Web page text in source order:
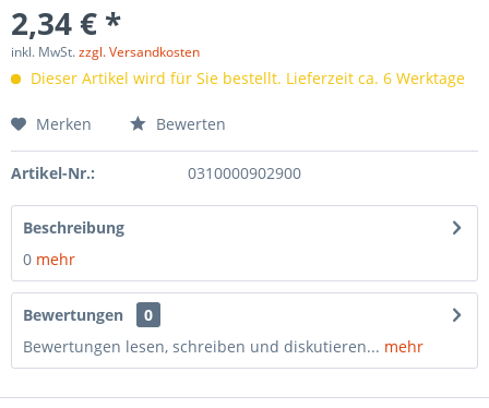
2,34 € *
inkl. MwSt.zzgl. Versandkosten
Dieser Artikel wird für Sie bestellt. Lieferzeit ca. 6 Werktage
Merken Bewerten
Artikel-Nr.: 0310000902900
Beschreibung
0 mehr
Bewertungen
0
Bewertungen lesen, schreiben und diskutieren... mehr